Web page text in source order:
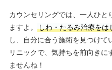
カウンセリングでは、一人ひと
ますよ。
しわ・たるみ治療をは
し、自分に合う施術を見つけて
リニックで、気持ちを前向き
ませんね！